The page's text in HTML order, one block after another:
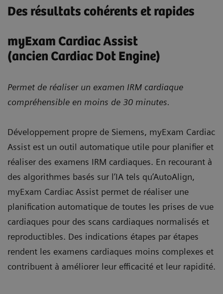
Des résultats cohérents et rapides
myExam Cardiac Assist
(ancien Cardiac Dot Engine)
Permet de réaliser un examen IRM cardiaque
compréhensible en moins de 30 minutes.
Développement propre de Siemens, myExam Cardiac
Assist est un outil automatique utile pour planifier et
réaliser des examens IRM cardiaques. En recourant à
des algorithmes basés sur l’IA tels qu’AutoAlign,
myExam Cardiac Assist permet de réaliser une
planification automatique de toutes les prises de vue
cardiaques pour des scans cardiaques normalisés et
reproductibles. Des indications étapes par étapes
rendent les examens cardiaques moins complexes et
contribuent à améliorer leur efficacité et leur rapidité.